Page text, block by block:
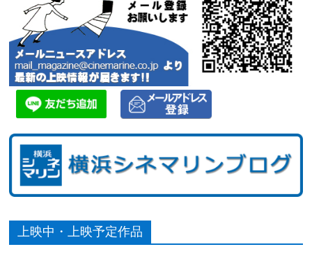
上映中・上映予定作品